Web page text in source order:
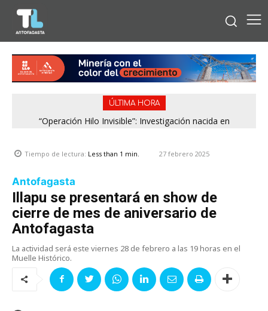
ÚLTIMA HORA
“Operación Hilo Invisible”: Investigación nacida en
Tiempo de lectura: Less than 1 min. 27 febrero 2025
Antofagasta
Illapu se presentará en show de
cierre de mes de aniversario de
Antofagasta
La actividad será este viernes 28 de febrero a las 19 horas en el
Muelle Histórico.